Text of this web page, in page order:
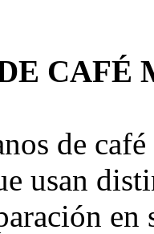
CAFÉ
de
usan
en